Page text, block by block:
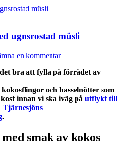
ugnsrostad müsli
en kommentar
bra att fylla på förrådet av
och hasselnötter som
innan vi ska iväg på utflykt till
Tjärnesjöns
.
smak av kokos